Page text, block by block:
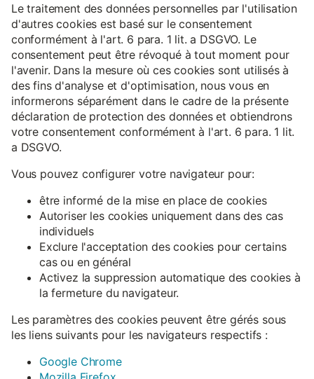
Le traitement des données personnelles par l'utilisation
d'autres cookies est basé sur le consentement
conformément à l'art. 6 para. 1 lit. a DSGVO. Le
consentement peut être révoqué à tout moment pour
l'avenir. Dans la mesure où ces cookies sont utilisés à
des fins d'analyse et d'optimisation, nous vous en
informerons séparément dans le cadre de la présente
déclaration de protection des données et obtiendrons
votre consentement conformément à l'art. 6 para. 1 lit.
a DSGVO.
Vous pouvez configurer votre navigateur pour:
être informé de la mise en place de cookies
Autoriser les cookies uniquement dans des cas
individuels
Exclure l'acceptation des cookies pour certains
cas ou en général
Activez la suppression automatique des cookies à
la fermeture du navigateur.
Les paramètres des cookies peuvent être gérés sous
les liens suivants pour les navigateurs respectifs :
Google Chrome